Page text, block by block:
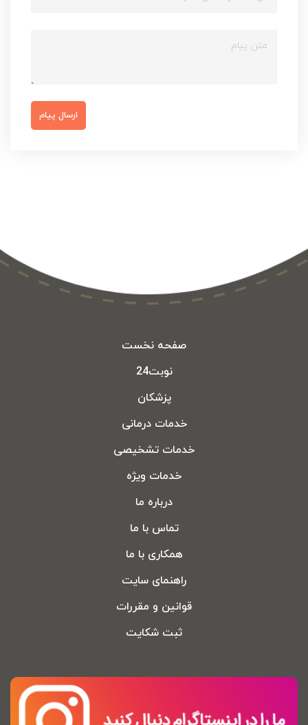
ارسال پیام
صفحه نخست
نوبت24
پزشکان
خدمات درمانی
خدمات تشخیصی
خدمات ویژه
درباره ما
تماس با ما
همکاری با ما
راهنمای سایت
قوانین و مقررات
ثبت شکایت